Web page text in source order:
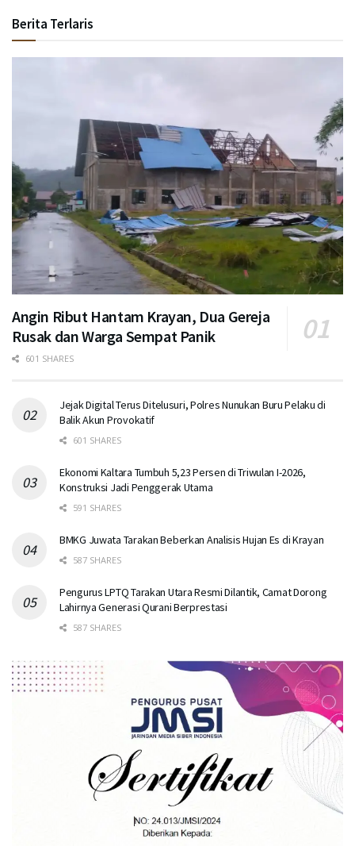
Berita Terlaris
Angin Ribut Hantam Krayan, Dua Gereja
Rusak dan Warga Sempat Panik
601 SHARES
Jejak Digital Terus Ditelusuri, Polres Nunukan Buru Pelaku di
Balik Akun Provokatif
601 SHARES
Ekonomi Kaltara Tumbuh 5,23 Persen di Triwulan I-2026,
Konstruksi Jadi Penggerak Utama
591 SHARES
BMKG Juwata Tarakan Beberkan Analisis Hujan Es di Krayan
587 SHARES
Pengurus LPTQ Tarakan Utara Resmi Dilantik, Camat Dorong
Lahirnya Generasi Qurani Berprestasi
587 SHARES